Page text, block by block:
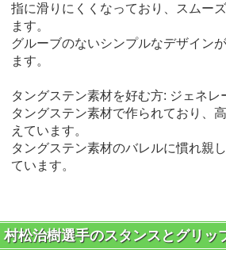
指に滑りにくくなっており、スムー
ます。
グルーブのないシンプルなデザイン
ます。
タングステン素材を好む方: ジェネレ
タングステン素材で作られており、
えています。
タングステン素材のバレルに慣れ親
ています。
村松治樹選手のスタンスとグリッ